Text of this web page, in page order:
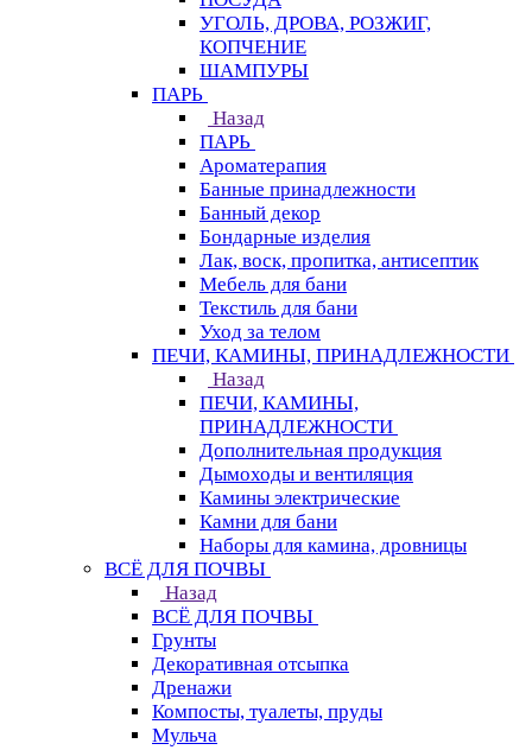
УГОЛЬ, ДРОВА, РОЗЖИГ,
КОПЧЕНИЕ
ШАМПУРЫ
ПАРЬ
Назад
ПАРЬ
Ароматерапия
Банные принадлежности
Банный декор
Бондарные изделия
Лак, воск, пропитка, антисептик
Мебель для бани
Текстиль для бани
Уход за телом
ПЕЧИ, КАМИНЫ, ПРИНАДЛЕЖНОСТИ
Назад
ПЕЧИ, КАМИНЫ,
ПРИНАДЛЕЖНОСТИ
Дополнительная продукция
Дымоходы и вентиляция
Камины электрические
Камни для бани
Наборы для камина, дровницы
ВСЁ ДЛЯ ПОЧВЫ
Назад
ВСЁ ДЛЯ ПОЧВЫ
Грунты
Декоративная отсыпка
Дренажи
Компосты, туалеты, пруды
Мульча